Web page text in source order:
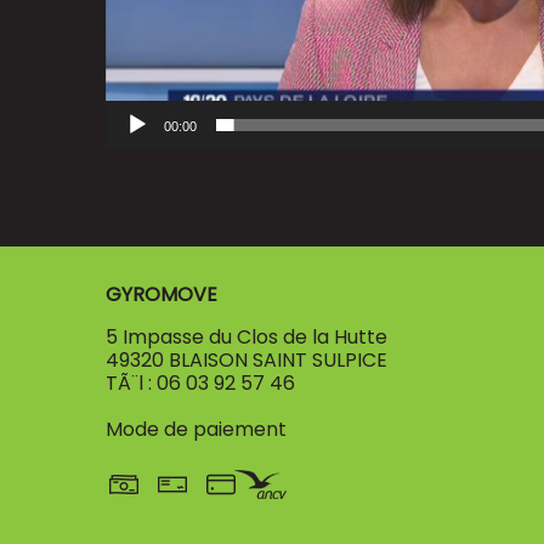
00:00
GYROMOVE
5 Impasse du Clos de la Hutte
49320 BLAISON SAINT SULPICE
TÃ¨l : 06 03 92 57 46
Mode de paiement